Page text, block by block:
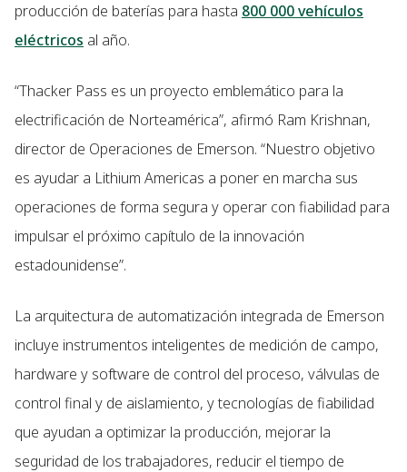
producción de baterías para hasta 800 000 vehículos
eléctricos al año.
“Thacker Pass es un proyecto emblemático para la
electrificación de Norteamérica”, afirmó Ram Krishnan,
director de Operaciones de Emerson. “Nuestro objetivo
es ayudar a Lithium Americas a poner en marcha sus
operaciones de forma segura y operar con fiabilidad para
impulsar el próximo capítulo de la innovación
estadounidense”.
La arquitectura de automatización integrada de Emerson
incluye instrumentos inteligentes de medición de campo,
hardware y software de control del proceso, válvulas de
control final y de aislamiento, y tecnologías de fiabilidad
que ayudan a optimizar la producción, mejorar la
seguridad de los trabajadores, reducir el tiempo de